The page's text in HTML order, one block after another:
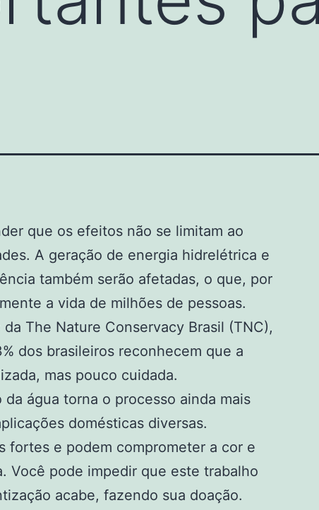
que os efeitos não se limitam ao
A geração de energia hidrelétrica e
também serão afetadas, o que, por
a vida de milhões de pessoas.
The Nature Conservacy Brasil (TNC),
dos brasileiros reconhecem que a
mas pouco cuidada.
água torna o processo ainda mais
domésticas diversas.
fortes e podem comprometer a cor e
Você pode impedir que este trabalho
acabe, fazendo sua doação.